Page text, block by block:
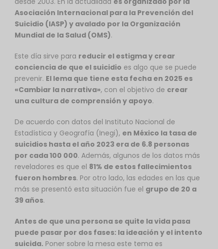
Asociación Internacional para la Prevención del
Suicidio (IASP) y avalado por la Organización
Mundial de la Salud (OMS).
Este día sirve para reducir el estigma y crear
conciencia de que el suicidio es algo que se puede
prevenir. El lema que tiene esta fecha en 2025 es
«Cambiar la narrativa», con el objetivo de crear
una cultura de comprensión y apoyo.
De acuerdo con datos del Instituto Nacional de
Estadística y Geografía (Inegi), en México la tasa de
suicidios hasta el año 2023 era de 6.8 personas
por cada 100 000. Además, algunos de los datos más
reveladores es que el 81% de estos fallecimientos
fueron hombres. Por otro lado, las edades en las que
más se presentó esta situación fue el grupo de 20 a
39 años.
Antes de que una persona se quite la vida pasa
puede pasar por dos fases: la ideación y el intento
suicida. Poner sobre la mesa este tema es